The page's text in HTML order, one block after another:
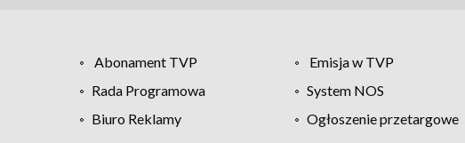
Abonament TVP Emisja w TVP
Rada Programowa
System NOS
Biuro Reklamy
Ogłoszenie przetargowe